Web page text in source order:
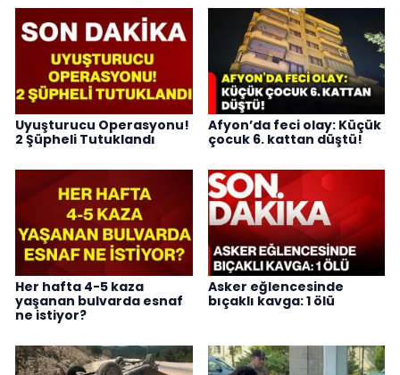
Uyuşturucu Operasyonu!
2 Şüpheli Tutuklandı
Afyon’da feci olay: Küçük
çocuk 6. kattan düştü!
Her hafta 4-5 kaza
yaşanan bulvarda esnaf
ne istiyor?
Asker eğlencesinde
bıçaklı kavga: 1 ölü